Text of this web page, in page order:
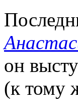
он
(к тому